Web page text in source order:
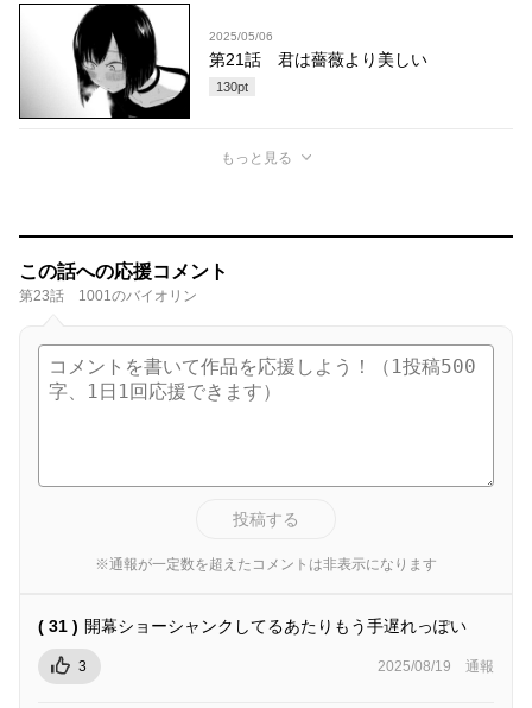
2025/05/06
第21話 君は薔薇より美しい
130pt
もっと見る
この話への応援コメント
第23話 1001のバイオリン
投稿する
※通報が一定数を超えたコメントは非表示になります
( 31 ) 開幕ショーシャンクしてるあたりもう手遅れっぽい
3 2025/08/19 通報